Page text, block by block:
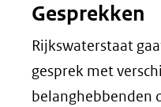
Gesprekken
Rijkswaterstaat
gesprek met
belanghebbenden